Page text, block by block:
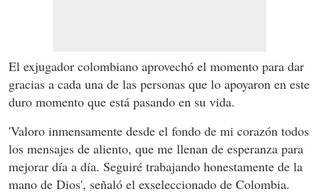
El exjugador colombiano aprovechó el momento para dar
gracias a cada una de las personas que lo apoyaron en este
duro momento que está pasando en su vida.
'Valoro inmensamente desde el fondo de mi corazón todos
los mensajes de aliento, que me llenan de esperanza para
mejorar día a día. Seguiré trabajando honestamente de la
mano de Dios', señaló el exseleccionado de Colombia.